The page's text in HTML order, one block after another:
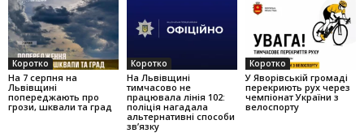
Коротко
На 7 серпня на
Львівщині
попереджають про
грози, шквали та град
Коротко
На Львівщині
тимчасово не
працювала лінія 102:
поліція нагадала
альтернативні способи
зв’язку
Коротко
У Яворівській громаді
перекриють рух через
чемпіонат України з
велоспорту